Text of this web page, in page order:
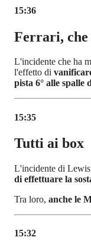
15:36
Ferrari, che
L'incidente che ha
l'effetto di
pista 6° alle spalle
15:35
Tutti ai box
L'incidente di
di effettuare la
Tra loro, anche le
15:32